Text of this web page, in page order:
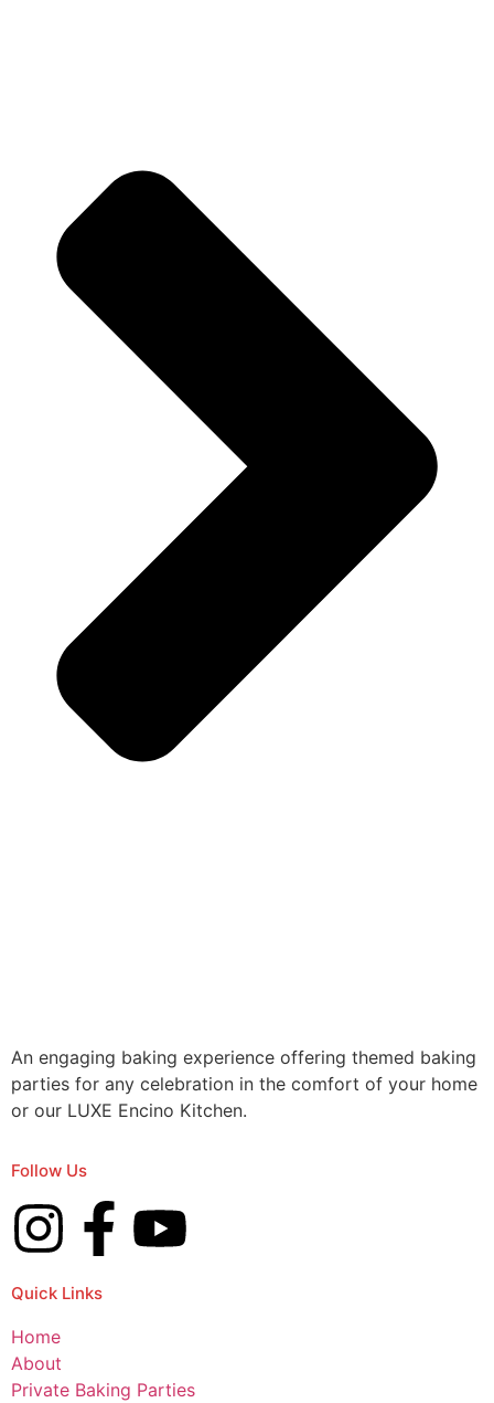
An engaging baking experience offering themed baking
parties for any celebration in the comfort of your home
or our LUXE Encino Kitchen.
Follow Us
Quick Links
Home
About
Private Baking Parties